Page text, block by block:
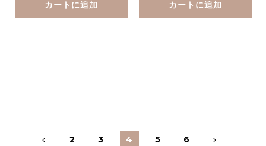
カートに追加 カートに追加
2 3 4 5 6